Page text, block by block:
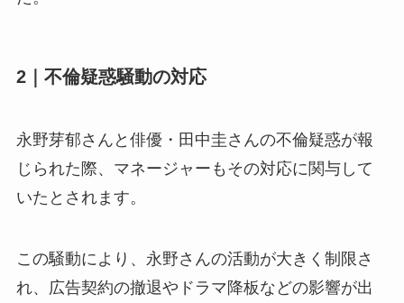
2｜不倫疑惑騒動の対応
永野芽郁さんと俳優・田中圭さんの不倫疑惑が報
じられた際、マネージャーもその対応に関与して
いたとされます。
この騒動により、永野さんの活動が大きく制限さ
れ、広告契約の撤退やドラマ降板などの影響が出